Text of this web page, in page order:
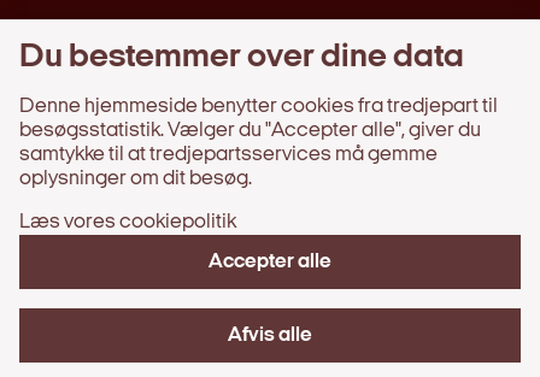
Afgørelser, beretninger, m.v.
Webtilgængelighedserklæring
Information
Behandling af persondata
Tilgængelighedserklæring
Du bestemmer over dine data
Denne hjemmeside benytter cookies fra tredjepart til
besøgsstatistik. Vælger du "Accepter alle", giver du
samtykke til at tredjepartsservices må gemme
oplysninger om dit besøg.
Læs vores cookiepolitik
Accepter alle
Afvis alle